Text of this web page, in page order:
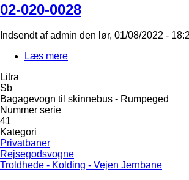
02-020-0028
Indsendt afadmin den lør, 01/08/2022 -
Læs mere
Litra
Sb
Bagagevogn til skinnebus - Rumpeged
Nummer serie
41
Kategori
Privatbaner
Rejsegodsvogne
Troldhede - Kolding - Vejen Jernbane